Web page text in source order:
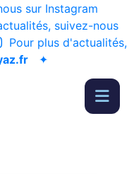
sur Instagram
suivez-nous
Pour plus d'actualités,
✦